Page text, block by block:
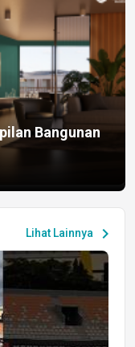
Bangunan
Lihat Lainnya chevron_right